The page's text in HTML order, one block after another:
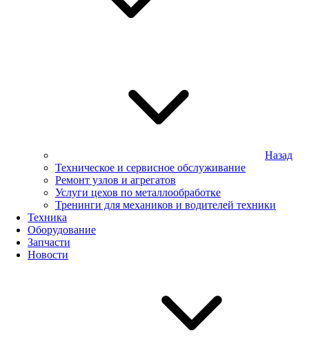
Назад
Техническое и сервисное обслуживание
Ремонт узлов и агрегатов
Услуги цехов по металлообработке
Тренинги для механиков и водителей техники
Техника
Оборудование
Запчасти
Новости